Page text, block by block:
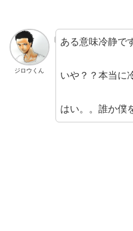
ジロウくん
ある意味冷静で
いや？？本当に
はい。。誰か僕